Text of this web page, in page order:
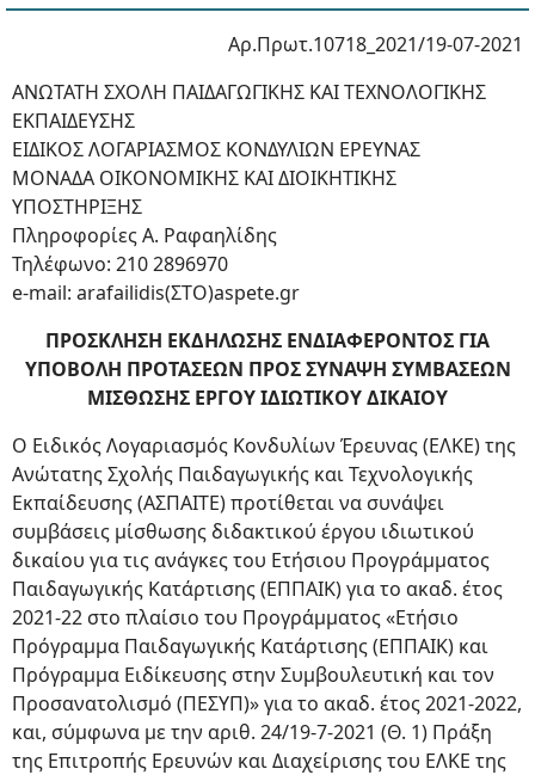
Αρ.Πρωτ.10718_2021/19-07-2021
ΑΝΩΤΑΤΗ ΣΧΟΛΗ ΠΑΙΔΑΓΩΓΙΚΗΣ ΚΑΙ ΤΕΧΝΟΛΟΓΙΚΗΣ
ΕΚΠΑΙΔΕΥΣΗΣ
ΕΙΔΙΚΟΣ ΛΟΓΑΡΙΑΣΜΟΣ ΚΟΝΔΥΛΙΩΝ ΕΡΕΥΝΑΣ
ΜΟΝΑΔΑ ΟΙΚΟΝΟΜΙΚΗΣ ΚΑΙ ΔΙΟΙΚΗΤΙΚΗΣ
ΥΠΟΣΤΗΡΙΞΗΣ
Πληροφορίες Α. Ραφαηλίδης
Τηλέφωνο: 210 2896970
e-mail: arafailidis(ΣΤΟ)aspete.gr
ΠΡΟΣΚΛΗΣΗ ΕΚΔΗΛΩΣΗΣ ΕΝΔΙΑΦΕΡΟΝΤΟΣ ΓΙΑ
ΥΠΟΒΟΛΗ ΠΡΟΤΑΣΕΩΝ ΠΡΟΣ ΣΥΝΑΨΗ ΣΥΜΒΑΣΕΩΝ
ΜΙΣΘΩΣΗΣ ΕΡΓΟΥ ΙΔΙΩΤΙΚΟΥ ΔΙΚΑΙΟΥ
Ο Ειδικός Λογαριασμός Κονδυλίων Έρευνας (ΕΛΚΕ) της
Ανώτατης Σχολής Παιδαγωγικής και Τεχνολογικής
Εκπαίδευσης (ΑΣΠΑΙΤΕ) προτίθεται να συνάψει
συμβάσεις μίσθωσης διδακτικού έργου ιδιωτικού
δικαίου για τις ανάγκες του Ετήσιου Προγράμματος
Παιδαγωγικής Κατάρτισης (ΕΠΠΑΙΚ) για το ακαδ. έτος
2021-22 στο πλαίσιο του Προγράμματος «Ετήσιο
Πρόγραμμα Παιδαγωγικής Κατάρτισης (ΕΠΠΑΙΚ) και
Πρόγραμμα Ειδίκευσης στην Συμβουλευτική και τον
Προσανατολισμό (ΠΕΣΥΠ)» για το ακαδ. έτος 2021-2022,
και, σύμφωνα με την αριθ. 24/19-7-2021 (Θ. 1) Πράξη
της Επιτροπής Ερευνών και Διαχείρισης του ΕΛΚΕ της